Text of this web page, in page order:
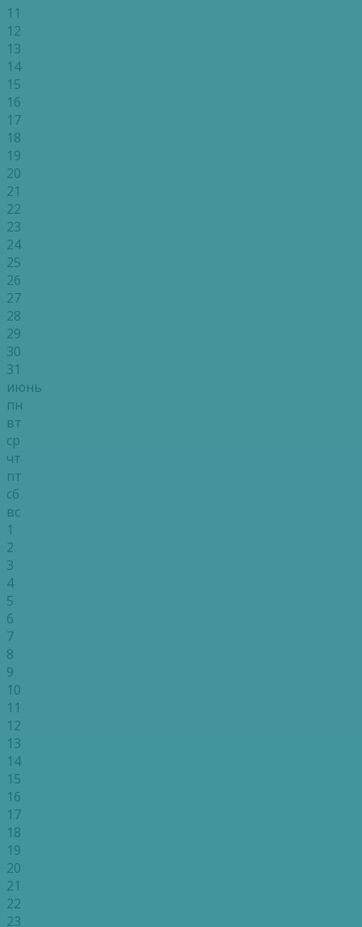
11
12
13
14
15
16
17
18
19
20
21
22
23
24
25
26
27
28
29
30
31
июнь
пн
вт
ср
чт
пт
сб
вс
1
2
3
4
5
6
7
8
9
10
11
12
13
14
15
16
17
18
19
20
21
22
23